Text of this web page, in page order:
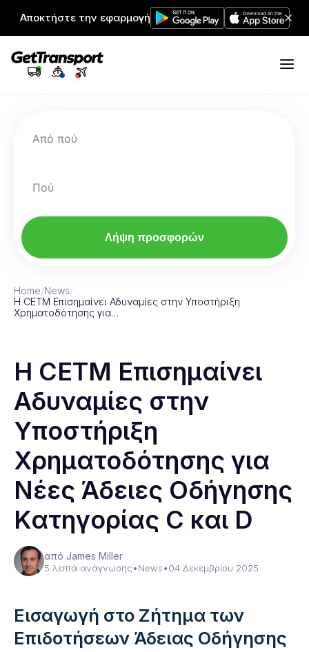
Αποκτήστε την εφαρμογή
Από πού
Πού
Λήψη προσφορών
Home/News/
Η CETM Επισημαίνει Αδυναμίες στην Υποστήριξη
Χρηματοδότησης για…
Η CETM Επισημαίνει
Αδυναμίες στην
Υποστήριξη
Χρηματοδότησης για
Νέες Άδειες Οδήγησης
Κατηγορίας C και D
από James Miller
5 λεπτά ανάγνωσης•News•04 Δεκεμβρίου 2025
Εισαγωγή στο Ζήτημα των
Επιδοτήσεων Άδειας Οδήγησης